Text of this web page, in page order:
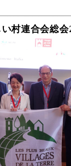
村連合会総会